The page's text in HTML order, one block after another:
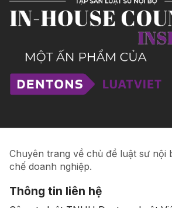
Chuyên trang về chủ đề luật sư nội
chế doanh nghiệp.
Thông tin liên hệ